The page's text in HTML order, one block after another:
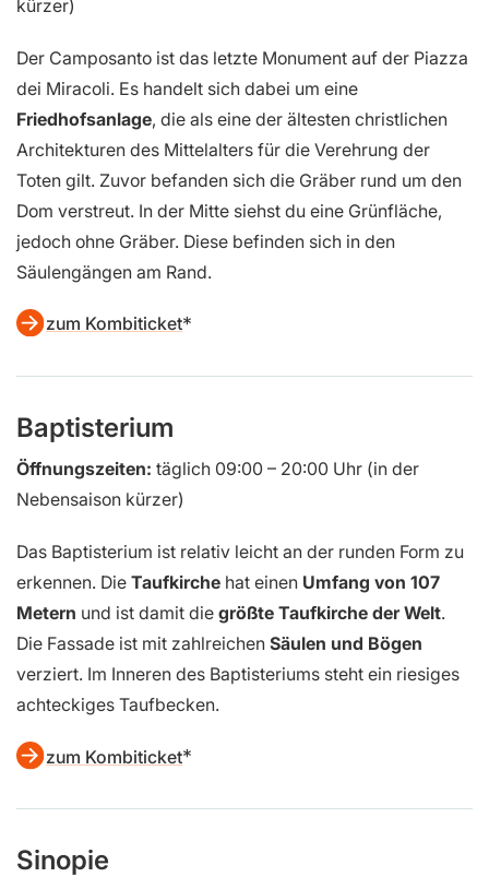
kürzer)
Der Camposanto ist das letzte Monument auf der Piazza
dei Miracoli. Es handelt sich dabei um eine
Friedhofsanlage, die als eine der ältesten christlichen
Architekturen des Mittelalters für die Verehrung der
Toten gilt. Zuvor befanden sich die Gräber rund um den
Dom verstreut. In der Mitte siehst du eine Grünfläche,
jedoch ohne Gräber. Diese befinden sich in den
Säulengängen am Rand.
zum Kombiticket
Baptisterium
Öffnungszeiten: täglich 09:00 – 20:00 Uhr (in der
Nebensaison kürzer)
Das Baptisterium ist relativ leicht an der runden Form zu
erkennen. Die Taufkirche hat einen Umfang von 107
Metern und ist damit die größte Taufkirche der Welt.
Die Fassade ist mit zahlreichen Säulen und Bögen
verziert. Im Inneren des Baptisteriums steht ein riesiges
achteckiges Taufbecken.
zum Kombiticket
Sinopie